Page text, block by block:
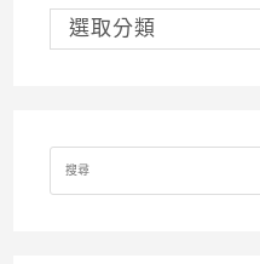
分
類選取分類
Search
for: